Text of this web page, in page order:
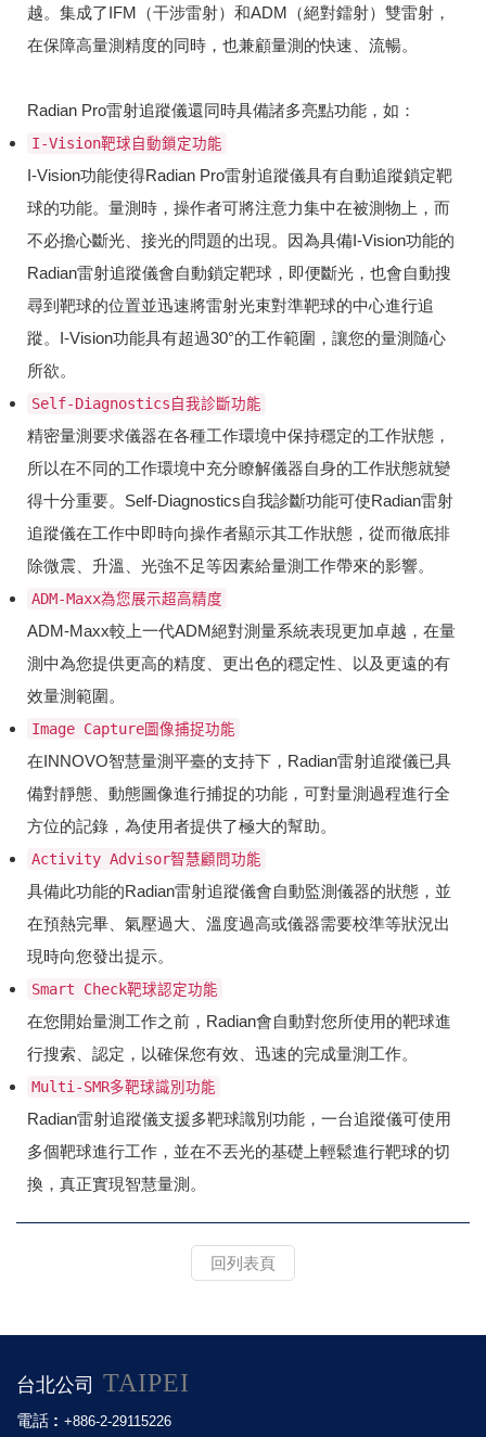
越。集成了IFM（干涉雷射）和ADM（絕對鐳射）雙雷射，
在保障高量測精度的同時，也兼顧量測的快速、流暢。
Radian Pro雷射追蹤儀還同時具備諸多亮點功能，如：
I-Vision靶球自動鎖定功能
I-Vision功能使得Radian Pro雷射追蹤儀具有自動追蹤鎖定靶
球的功能。量測時，操作者可將注意力集中在被測物上，而
不必擔心斷光、接光的問題的出現。因為具備I-Vision功能的
Radian雷射追蹤儀會自動鎖定靶球，即便斷光，也會自動搜
尋到靶球的位置並迅速將雷射光束對準靶球的中心進行追
蹤。I-Vision功能具有超過30°的工作範圍，讓您的量測隨心
所欲。
Self-Diagnostics自我診斷功能
精密量測要求儀器在各種工作環境中保持穩定的工作狀態，
所以在不同的工作環境中充分瞭解儀器自身的工作狀態就變
得十分重要。Self-Diagnostics自我診斷功能可使Radian雷射
追蹤儀在工作中即時向操作者顯示其工作狀態，從而徹底排
除微震、升溫、光強不足等因素給量測工作帶來的影響。
ADM-Maxx為您展示超高精度
ADM-Maxx較上一代ADM絕對測量系統表現更加卓越，在量
測中為您提供更高的精度、更出色的穩定性、以及更遠的有
效量測範圍。
Image Capture圖像捕捉功能
在INNOVO智慧量測平臺的支持下，Radian雷射追蹤儀已具
備對靜態、動態圖像進行捕捉的功能，可對量測過程進行全
方位的記錄，為使用者提供了極大的幫助。
Activity Advisor智慧顧問功能
具備此功能的Radian雷射追蹤儀會自動監測儀器的狀態，並
在預熱完畢、氣壓過大、溫度過高或儀器需要校準等狀況出
現時向您發出提示。
Smart Check靶球認定功能
在您開始量測工作之前，Radian會自動對您所使用的靶球進
行搜索、認定，以確保您有效、迅速的完成量測工作。
Multi-SMR多靶球識別功能
Radian雷射追蹤儀支援多靶球識別功能，一台追蹤儀可使用
多個靶球進行工作，並在不丟光的基礎上輕鬆進行靶球的切
換，真正實現智慧量測。
回列表頁
台北公司 TAIPEI
電話 : +886-2-29115226